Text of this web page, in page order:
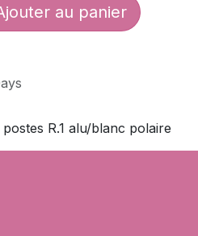
au panier
R.1 alu/blanc polaire